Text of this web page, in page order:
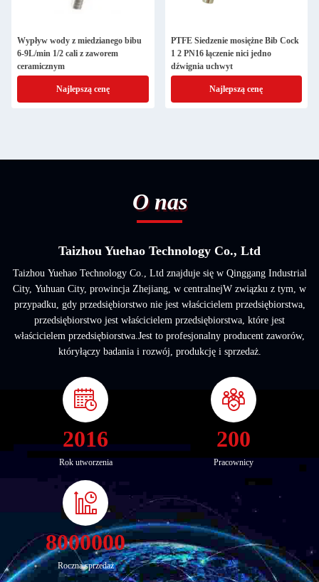
Wypływ wody z miedzianego bibu
6-9L/min 1/2 cali z zaworem
ceramicznym
Najlepszą cenę
PTFE Siedzenie mosiężne Bib Cock
1 2 PN16 łączenie nici jedno
dźwignia uchwyt
Najlepszą cenę
O nas
Taizhou Yuehao Technology Co., Ltd
Taizhou Yuehao Technology Co., Ltd znajduje się w Qinggang Industrial
City, Yuhuan City, prowincja Zhejiang, w centralnejW związku z tym, w
przypadku, gdy przedsiębiorstwo nie jest właścicielem przedsiębiorstwa,
przedsiębiorstwo jest właścicielem przedsiębiorstwa, które jest
właścicielem przedsiębiorstwa.Jest to profesjonalny producent zaworów,
któryłączy badania i rozwój, produkcję i sprzedaż.
2016
Rok utworzenia
200
Pracownicy
8000000
Roczna sprzedaż